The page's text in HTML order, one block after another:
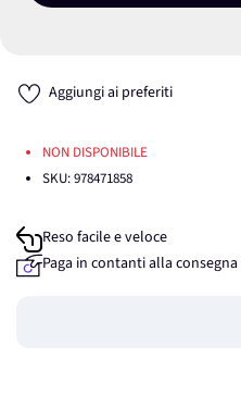
Aggiungi ai preferiti
NON DISPONIBILE
SKU:978471858
Reso facile e veloce
Paga in contanti alla consegna